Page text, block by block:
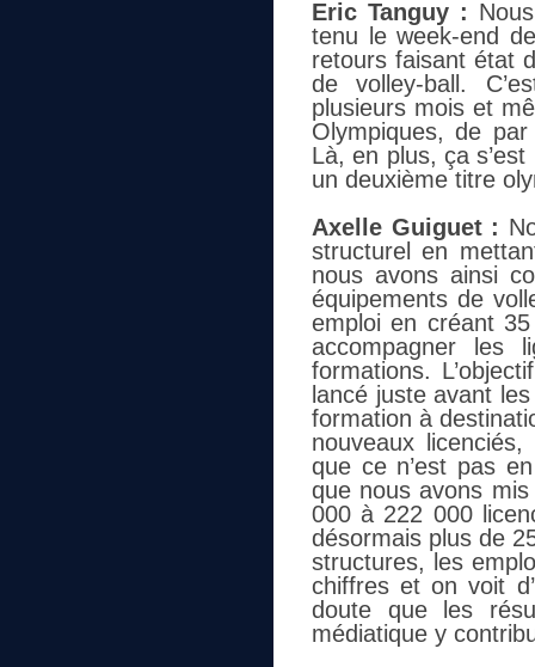
Eric Tanguy :
tenu le week-end
retours faisant état
de volley-ball.
plusieurs mois et
Olympiques, de
Là, en plus, ça
un deuxième titre
Axelle Guiguet :
structurel en
nous avons ainsi
équipements de
emploi en créant
accompagner les
formations.
lancé juste avant
formation à
nouveaux
que ce n’est pas
que nous avons
000 à 222 000
désormais plus de
structures, les
chiffres et on voit
doute que les
médiatique y